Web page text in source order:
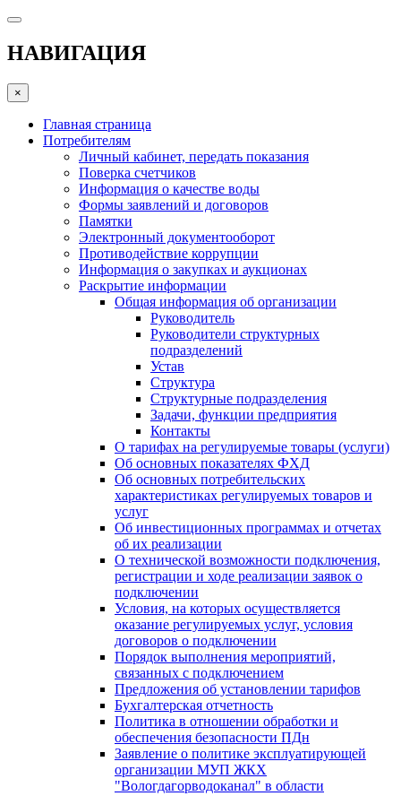
НАВИГАЦИЯ
×
Главная страница
Потребителям
Личный кабинет, передать показания
Поверка счетчиков
Информация о качестве воды
Формы заявлений и договоров
Памятки
Электронный документооборот
Противодействие коррупции
Информация о закупках и аукционах
Раскрытие информации
Общая информация об организации
Руководитель
Руководители структурных
подразделений
Устав
Структура
Структурные подразделения
Задачи, функции предприятия
Контакты
О тарифах на регулируемые товары (услуги)
Об основных показателях ФХД
Об основных потребительских
характеристиках регулируемых товаров и
услуг
Об инвестиционных программах и отчетах
об их реализации
О технической возможности подключения,
регистрации и ходе реализации заявок о
подключении
Условия, на которых осуществляется
оказание регулируемых услуг, условия
договоров о подключении
Порядок выполнения мероприятий,
связанных с подключением
Предложения об установлении тарифов
Бухгалтерская отчетность
Политика в отношении обработки и
обеспечения безопасности ПДн
Заявление о политике эксплуатирующей
организации МУП ЖКХ
"Вологдагорводоканал" в области